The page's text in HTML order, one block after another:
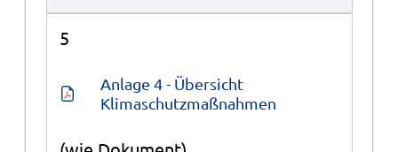
5
Anlage 4 - Übersicht
Klimaschutzmaßnahmen